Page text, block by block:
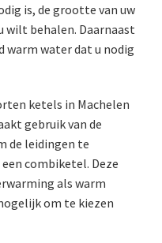
is, de grootte van uw
wilt behalen. Daarnaast
warm water dat u nodig
ketels in Machelen
gebruik van de
de leidingen te
combiketel. Deze
als warm
om te kiezen